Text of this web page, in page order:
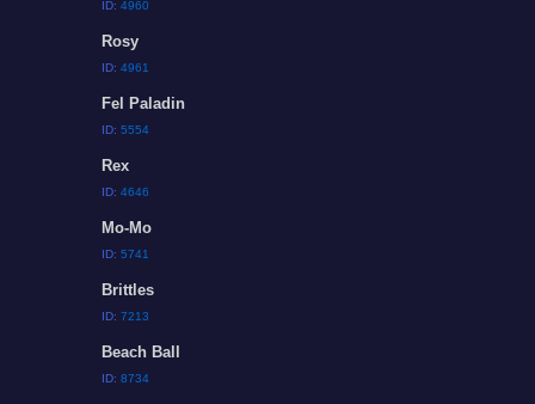
ID: 4960
Rosy
ID: 4961
Fel Paladin
ID: 5554
Rex
ID: 4646
Mo-Mo
ID: 5741
Brittles
ID: 7213
Beach Ball
ID: 8734